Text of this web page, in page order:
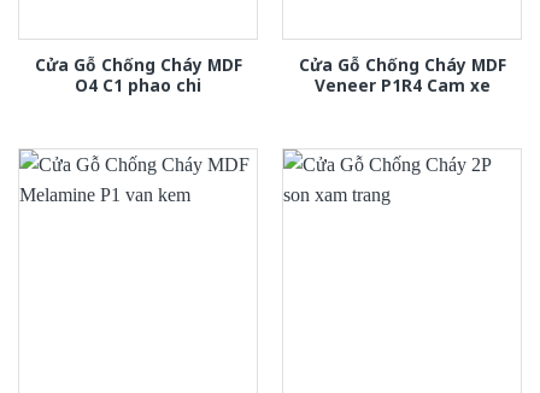
Cửa Gỗ Chống Cháy MDF
O4 C1 phao chi
Cửa Gỗ Chống Cháy MDF
Veneer P1R4 Cam xe